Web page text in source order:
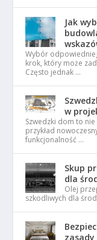
Jak
Wybór
krok, który może
Często jednak …
w
Szwedzki dom to
przykład
funkcjonalność …
Skup
dla
Olej
szkodliwych dla